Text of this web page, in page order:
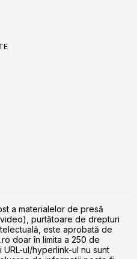
a materialelor de presă
purtătoare de drepturi
este aprobată de
doar în limita a 250 de
URL-ul/hyperlink-ul nu sunt